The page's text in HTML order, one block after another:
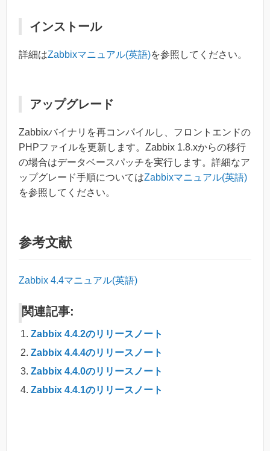
インストール
詳細はZabbixマニュアル(英語)を参照してください。
アップグレード
Zabbixバイナリを再コンパイルし、フロントエンドの
PHPファイルを更新します。Zabbix 1.8.xからの移行
の場合はデータベースパッチを実行します。詳細なア
ップグレード手順についてはZabbixマニュアル(英語)
を参照してください。
参考文献
Zabbix 4.4マニュアル(英語)
関連記事:
Zabbix 4.4.2のリリースノート
Zabbix 4.4.4のリリースノート
Zabbix 4.4.0のリリースノート
Zabbix 4.4.1のリリースノート